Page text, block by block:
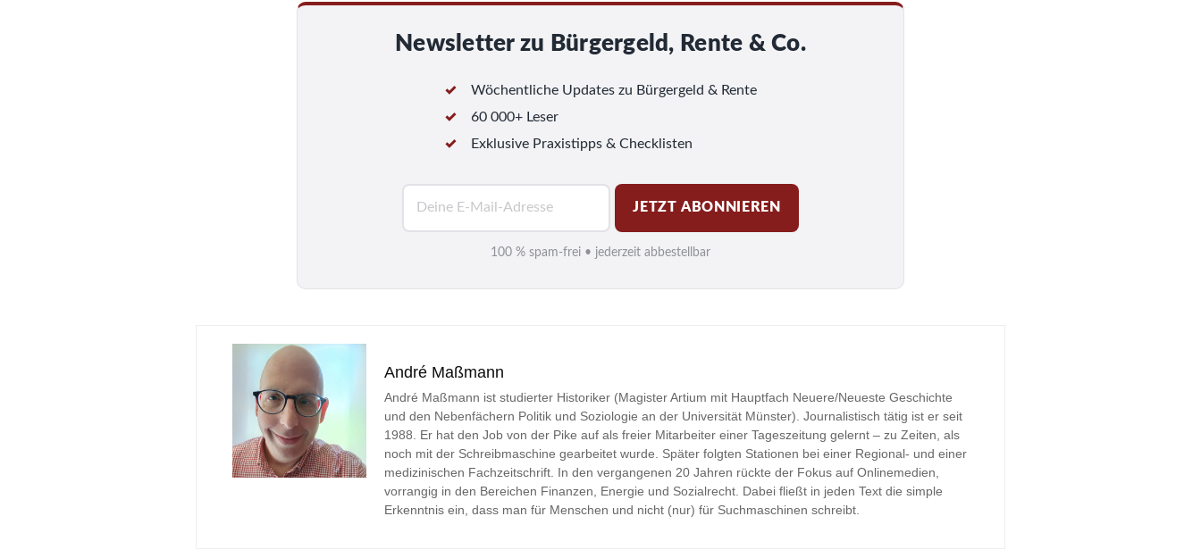
Newsletter zu Bürgergeld, Rente & Co.
Wöchentliche Updates zu Bürgergeld & Rente
60 000+ Leser
Exklusive Praxistipps & Checklisten
i
JETZT ABONNIEREN
100 % spam-frei • jederzeit abbestellbar
André Maßmann
André Maßmann ist studierter Historiker (Magister Artium mit Hauptfach Neuere/Neueste Geschichte
und den Nebenfächern Politik und Soziologie an der Universität Münster). Journalistisch tätig ist er seit
1988. Er hat den Job von der Pike auf als freier Mitarbeiter einer Tageszeitung gelernt – zu Zeiten, als
noch mit der Schreibmaschine gearbeitet wurde. Später folgten Stationen bei einer Regional- und einer
medizinischen Fachzeitschrift. In den vergangenen 20 Jahren rückte der Fokus auf Onlinemedien,
vorrangig in den Bereichen Finanzen, Energie und Sozialrecht. Dabei fließt in jeden Text die simple
Erkenntnis ein, dass man für Menschen und nicht (nur) für Suchmaschinen schreibt.